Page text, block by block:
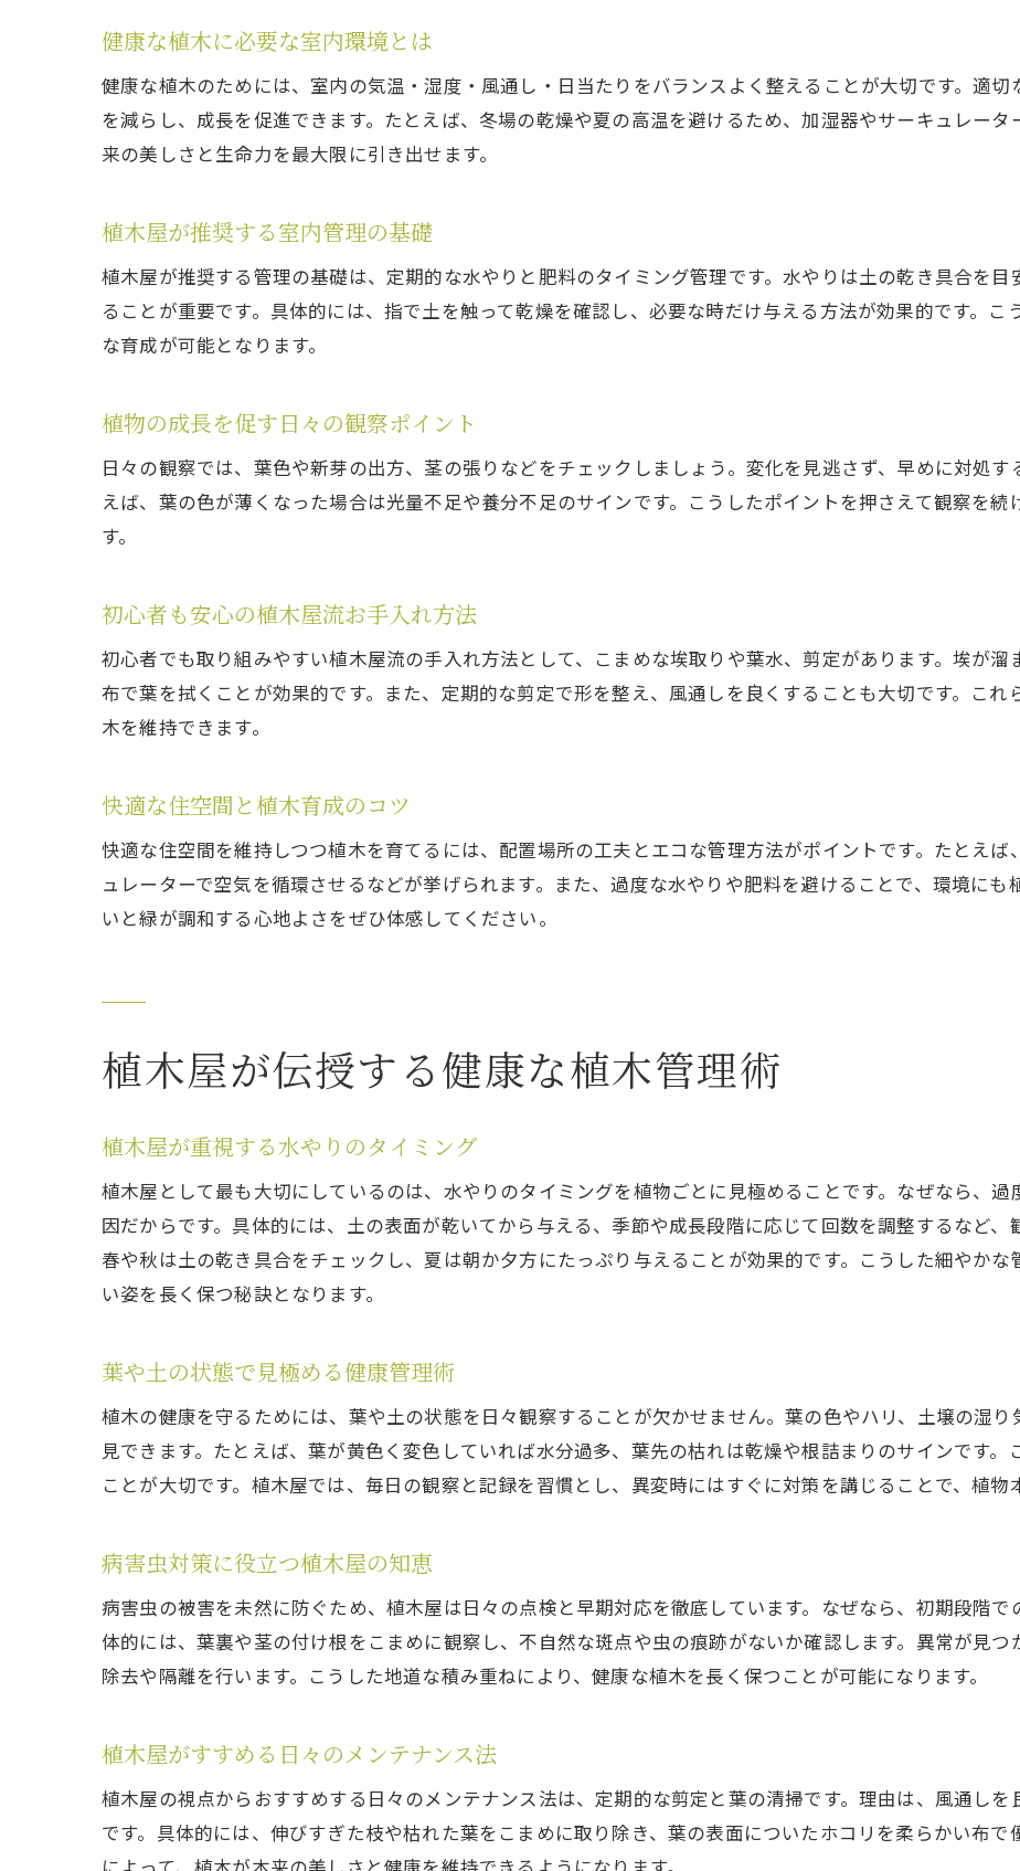
植物育成ライトで室内育成を最適化
電気代を抑える植物育成ライト活用術
水やり頻度に迷った時の見極めポイント
過湿・乾燥を防ぐシンプルなチェック法
電気代も安心な環境配慮の工夫
植木屋が大切にする光と湿度の調整
快適な湿度を保つ植木屋の工夫
栄養剤を活用した植木屋流育成法
タイミングを見極める施肥のコツ
植物の成長段階別肥料の与え方
植木屋が伝える長く楽しむための秘訣
日々の観察で変化を見逃さない工夫
室内空間に合う植木選びのヒント
植木屋ならではの室内育成アドバイス
健康な植木に必要な室内環境とは
健康な植木のためには、室内の気温・湿度・風通し・日当たりをバランスよく整えることが大切です。適
を減らし、成長を促進できます。たとえば、冬場の乾燥や夏の高温を避けるため、加湿器やサーキュレー
来の美しさと生命力を最大限に引き出せます。
植木屋が推奨する室内管理の基礎
植木屋が推奨する管理の基礎は、定期的な水やりと肥料のタイミング管理です。水やりは土の乾き具合を
ることが重要です。具体的には、指で土を触って乾燥を確認し、必要な時だけ与える方法が効果的です。
な育成が可能となります。
植物の成長を促す日々の観察ポイント
日々の観察では、葉色や新芽の出方、茎の張りなどをチェックしましょう。変化を見逃さず、早めに対処
えば、葉の色が薄くなった場合は光量不足や養分不足のサインです。こうしたポイントを押さえて観察を
す。
初心者も安心の植木屋流お手入れ方法
初心者でも取り組みやすい植木屋流の手入れ方法として、こまめな埃取りや葉水、剪定があります。埃が
布で葉を拭くことが効果的です。また、定期的な剪定で形を整え、風通しを良くすることも大切です。こ
木を維持できます。
快適な住空間と植木育成のコツ
快適な住空間を維持しつつ植木を育てるには、配置場所の工夫とエコな管理方法がポイントです。たとえ
ュレーターで空気を循環させるなどが挙げられます。また、過度な水やりや肥料を避けることで、環境にも
いと緑が調和する心地よさをぜひ体感してください。
植木屋が伝授する健康な植木管理術
植木屋が重視する水やりのタイミング
植木屋として最も大切にしているのは、水やりのタイミングを植物ごとに見極めることです。なぜなら、
因だからです。具体的には、土の表面が乾いてから与える、季節や成長段階に応じて回数を調整するなど、
春や秋は土の乾き具合をチェックし、夏は朝か夕方にたっぷり与えることが効果的です。こうした細やか
い姿を長く保つ秘訣となります。
葉や土の状態で見極める健康管理術
植木の健康を守るためには、葉や土の状態を日々観察することが欠かせません。葉の色やハリ、土壌の湿
見できます。たとえば、葉が黄色く変色していれば水分過多、葉先の枯れは乾燥や根詰まりのサインです。
ことが大切です。植木屋では、毎日の観察と記録を習慣とし、異変時にはすぐに対策を講じることで、植物
病害虫対策に役立つ植木屋の知恵
病害虫の被害を未然に防ぐため、植木屋は日々の点検と早期対応を徹底しています。なぜなら、初期段階
体的には、葉裏や茎の付け根をこまめに観察し、不自然な斑点や虫の痕跡がないか確認します。異常が見
除去や隔離を行います。こうした地道な積み重ねにより、健康な植木を長く保つことが可能になります。
植木屋がすすめる日々のメンテナンス法
植木屋の視点からおすすめする日々のメンテナンス法は、定期的な剪定と葉の清掃です。理由は、風通し
です。具体的には、伸びすぎた枝や枯れた葉をこまめに取り除き、葉の表面についたホコリを柔らかい布
お気軽にご相談ください
お気軽にご相談ください